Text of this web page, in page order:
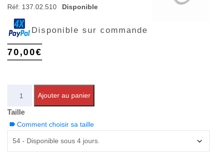
Réf: 137.02.510 Disponible
70,00€
Disponible sur commande
Ajouter au panier
Taille
Comment choisir sa taille